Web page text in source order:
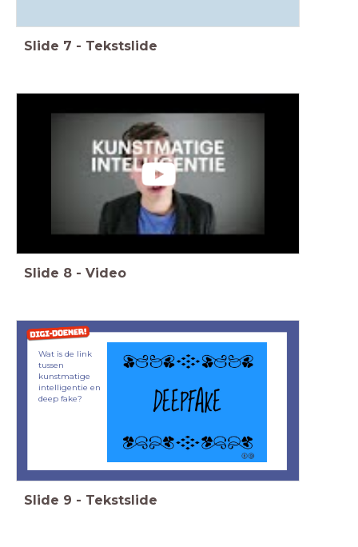
Slide 7 - Tekstslide
Slide 8 - Video
Wat is de link
tussen
kunstmatige
intelligentie en
deep fake?
Slide 9 - Tekstslide